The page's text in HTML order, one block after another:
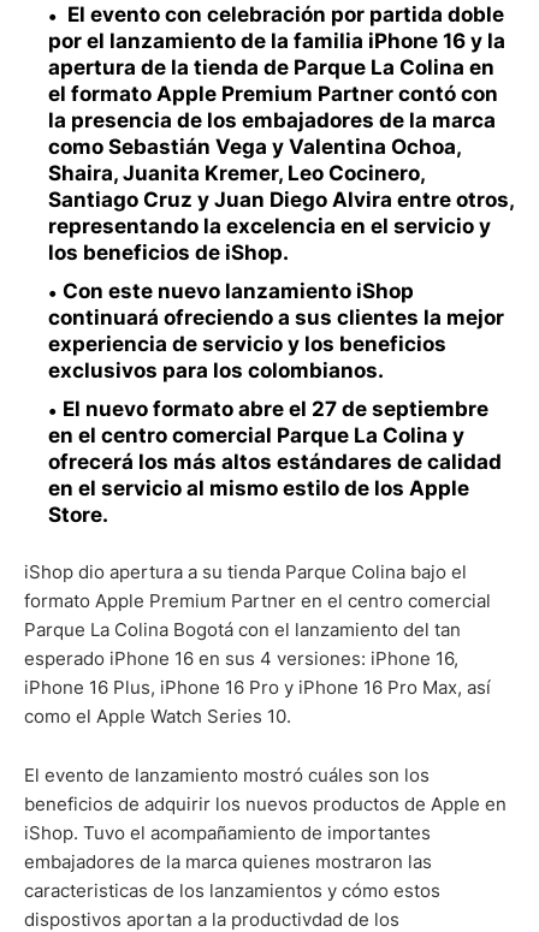
El evento con celebración por partida doble
por el lanzamiento de la familia iPhone 16 y la
apertura de la tienda de Parque La Colina en
el formato Apple Premium Partner contó con
la presencia de los embajadores de la marca
como Sebastián Vega y Valentina Ochoa,
Shaira, Juanita Kremer, Leo Cocinero,
Santiago Cruz y Juan Diego Alvira entre otros,
representando la excelencia en el servicio y
los beneficios de iShop.
Con este nuevo lanzamiento iShop
continuará ofreciendo a sus clientes la mejor
experiencia de servicio y los beneficios
exclusivos para los colombianos.
El nuevo formato abre el 27 de septiembre
en el centro comercial Parque La Colina y
ofrecerá los más altos estándares de calidad
en el servicio al mismo estilo de los Apple
Store.
iShop dio apertura a su tienda Parque Colina bajo el
formato Apple Premium Partner en el centro comercial
Parque La Colina Bogotá con el lanzamiento del tan
esperado iPhone 16 en sus 4 versiones: iPhone 16,
iPhone 16 Plus, iPhone 16 Pro y iPhone 16 Pro Max, así
como el Apple Watch Series 10.
El evento de lanzamiento mostró cuáles son los
beneficios de adquirir los nuevos productos de Apple en
iShop. Tuvo el acompañamiento de importantes
embajadores de la marca quienes mostraron las
caracteristicas de los lanzamientos y cómo estos
dispostivos aportan a la productivdad de los